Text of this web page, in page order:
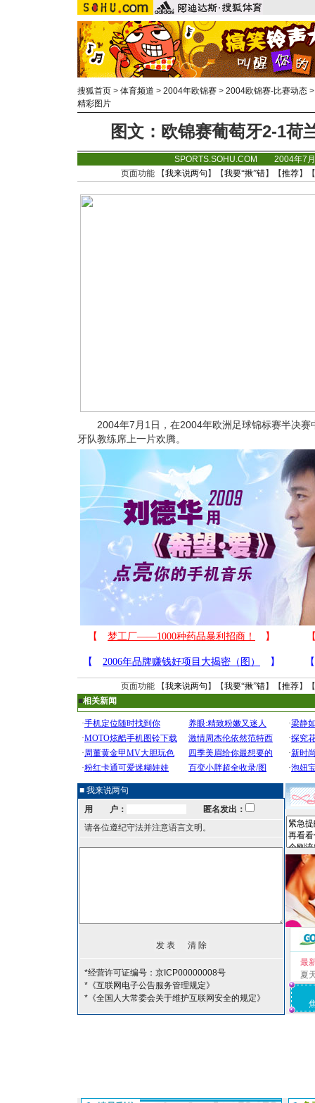
搜狐首页 > 体育频道 > 2004年欧锦赛 > 2004欧锦赛-比赛动态
精彩图片
图文：欧锦赛葡萄牙2-1荷
SPORTS.SOHU.COM 2004年7
页面功能 【我来说两句 】【我要“揪”错】【推荐】
2004年7月1日，在2004年欧洲足球锦标赛半决赛
牙队教练席上一片欢腾。
页面功能 【我来说两句 】【我要“揪”错】【推荐】
■相关新闻
■ 我来说两句
用 户：
匿名发出：
请各位遵纪守法并注意语言文明。
*经营许可证编号：京ICP00000008号
*《互联网电子公告服务管理规定》
*《全国人大常委会关于维护互联网安全的规定》
最
夏